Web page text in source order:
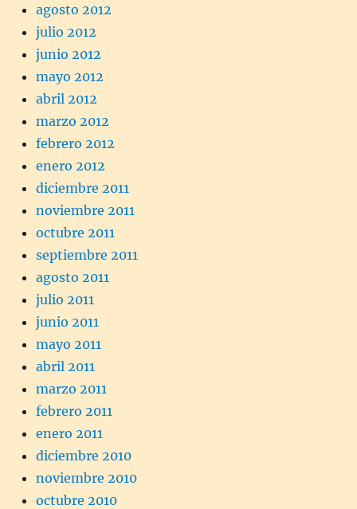
agosto 2012
julio 2012
junio 2012
mayo 2012
abril 2012
marzo 2012
febrero 2012
enero 2012
diciembre 2011
noviembre 2011
octubre 2011
septiembre 2011
agosto 2011
julio 2011
junio 2011
mayo 2011
abril 2011
marzo 2011
febrero 2011
enero 2011
diciembre 2010
noviembre 2010
octubre 2010